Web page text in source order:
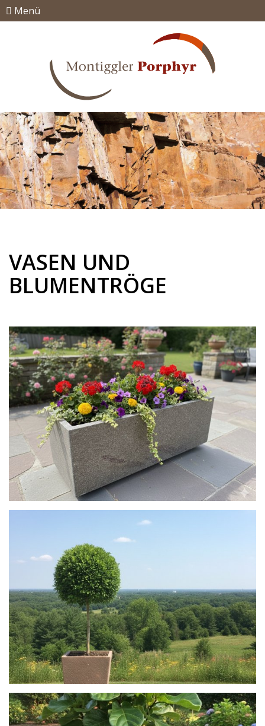
Menü
VASEN UND
BLUMENTRÖGE